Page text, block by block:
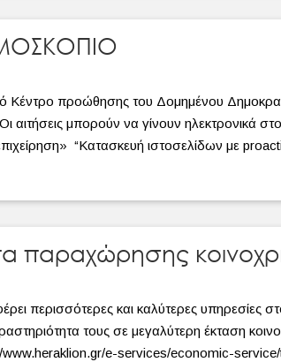
Κέντρο προώθησης του Δομημένου
αιτήσεις μπορούν να γίνουν ηλεκτρονικά
“Κατασκευή ιστοσελίδων με
παραχώρησης
περισσότερες και καλύτερες υπηρεσίες
τους σε μεγαλύτερη έκταση
www.heraklion.gr/e-services/economic-